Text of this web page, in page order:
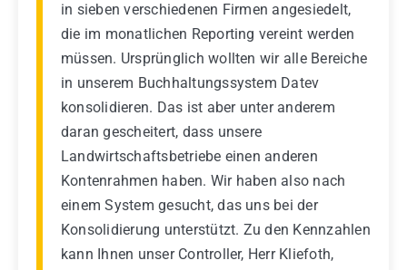
in sieben verschiedenen Firmen angesiedelt,
die im monatlichen Reporting vereint werden
müssen. Ursprünglich wollten wir alle Bereiche
in unserem Buchhaltungssystem Datev
konsolidieren. Das ist aber unter anderem
daran gescheitert, dass unsere
Landwirtschaftsbetriebe einen anderen
Kontenrahmen haben. Wir haben also nach
einem System gesucht, das uns bei der
Konsolidierung unterstützt. Zu den Kennzahlen
kann Ihnen unser Controller, Herr Kliefoth,